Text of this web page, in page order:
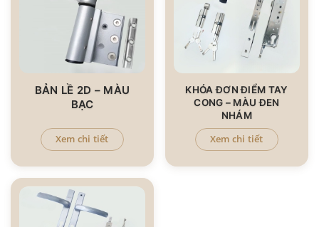
BẢN LỀ 2D – MÀU
BẠC
Xem chi tiết
KHÓA ĐƠN ĐIỂM TAY
CONG – MÀU ĐEN
NHÁM
Xem chi tiết